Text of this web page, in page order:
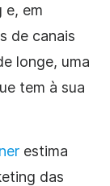
e, em
de canais
longe, uma
tem à sua
estima
das